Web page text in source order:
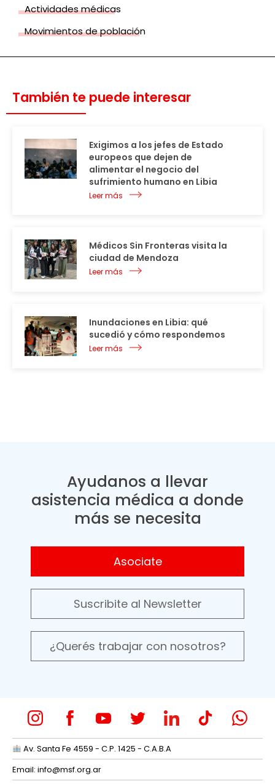
Actividades médicas
Movimientos de población
También te puede interesar
Exigimos a los jefes de Estado
europeos que dejen de
alimentar el negocio del
sufrimiento humano en Libia
Leer más
Médicos Sin Fronteras visita la
ciudad de Mendoza
Leer más
Inundaciones en Libia: qué
sucedió y cómo respondemos
Leer más
Ayudanos a llevar
asistencia médica a donde
más se necesita
Asociate
Suscribite al Newsletter
¿Querés trabajar con nosotros?
Av. Santa Fe 4559 - C.P. 1425 - C.A.B.A
Email: info@msf.org.ar